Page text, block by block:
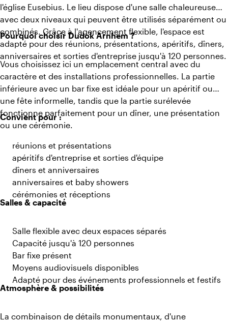
l'église Eusebius. Le lieu dispose d'une salle chaleureuse
avec deux niveaux qui peuvent être utilisés séparément ou
combinés. Grâce à l'agencement flexible, l'espace est
adapté pour des réunions, présentations, apéritifs, dîners,
anniversaires et sorties d'entreprise jusqu'à 120 personnes.
Pourquoi choisir Dudok Arnhem ?
Vous choisissez ici un emplacement central avec du
caractère et des installations professionnelles. La partie
inférieure avec un bar fixe est idéale pour un apéritif ou
une fête informelle, tandis que la partie surélevée
fonctionne parfaitement pour un dîner, une présentation
ou une cérémonie.
Convient pour :
réunions et présentations
apéritifs d'entreprise et sorties d'équipe
dîners et anniversaires
anniversaires et baby showers
cérémonies et réceptions
Salles & capacité
Salle flexible avec deux espaces séparés
Capacité jusqu'à 120 personnes
Bar fixe présent
Moyens audiovisuels disponibles
Adapté pour des événements professionnels et festifs
Atmosphère & possibilités
La combinaison de détails monumentaux, d'une